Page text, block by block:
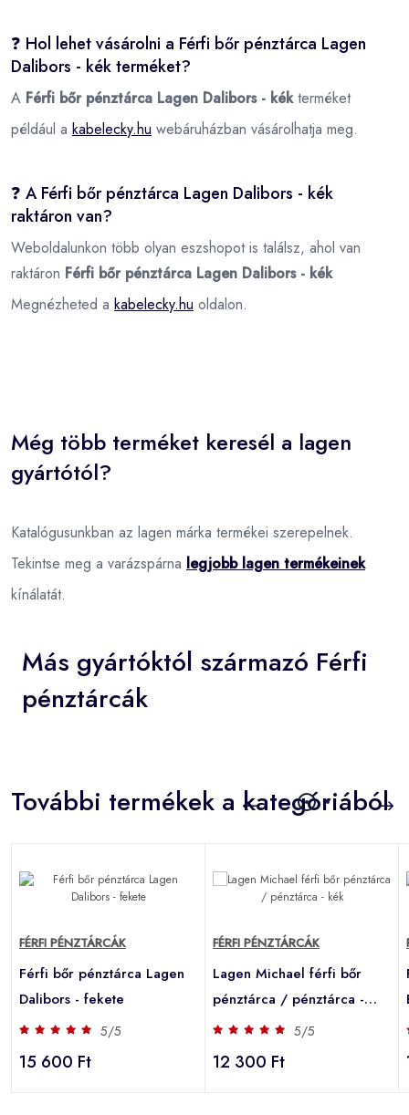
❓ Hol lehet vásárolni a Férfi bőr pénztárca Lagen
Dalibors - kék terméket?
A Férfi bőr pénztárca Lagen Dalibors - kékterméket
például a kabelecky.hu webáruházban vásárolhatja meg.
❓ A Férfi bőr pénztárca Lagen Dalibors - kék
raktáron van?
Weboldalunkon több olyan eszshopot is találsz, ahol van
raktáron Férfi bőr pénztárca Lagen Dalibors - kék
Megnézheted a kabelecky.hu oldalon.
Még több terméket keresél a lagen
gyártótól?
Katalógusunkban az lagen márka termékei szerepelnek.
Tekintse meg a varázspárna legjobb lagen termékeinek
kínálatát.
Más gyártóktól származó Férfi
pénztárcák
További termékek a kategóriából
FÉRFI PÉNZTÁRCÁK
Férfi bőr pénztárca Lagen
Dalibors - fekete
5/5
15 600 Ft
FÉRFI PÉNZTÁRCÁK
Lagen Michael férfi bőr
pénztárca / pénztárca -
kék
5/5
12 300 Ft